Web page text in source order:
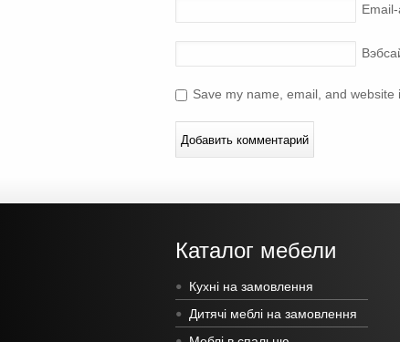
Save my name, email, and
Каталог мебели
Кухні на замовлення
Дитячі меблі на замовлення